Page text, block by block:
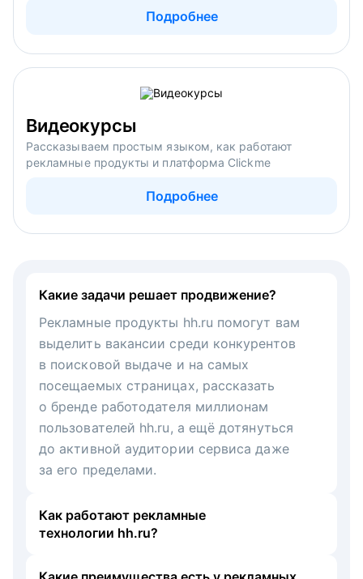
Подробнее
Видеокурсы
Рассказываем простым языком, как работают
рекламные продукты и платформа Clickme
Подробнее
Какие задачи решает продвижение?
Рекламные продукты hh.ru помогут вам
выделить вакансии среди конкурентов
в поисковой выдаче и на самых
посещаемых страницах, рассказать
о бренде работодателя миллионам
пользователей hh.ru, а ещё дотянуться
до активной аудитории сервиса даже
за его пределами.
Как работают рекламные
технологии hh.ru?